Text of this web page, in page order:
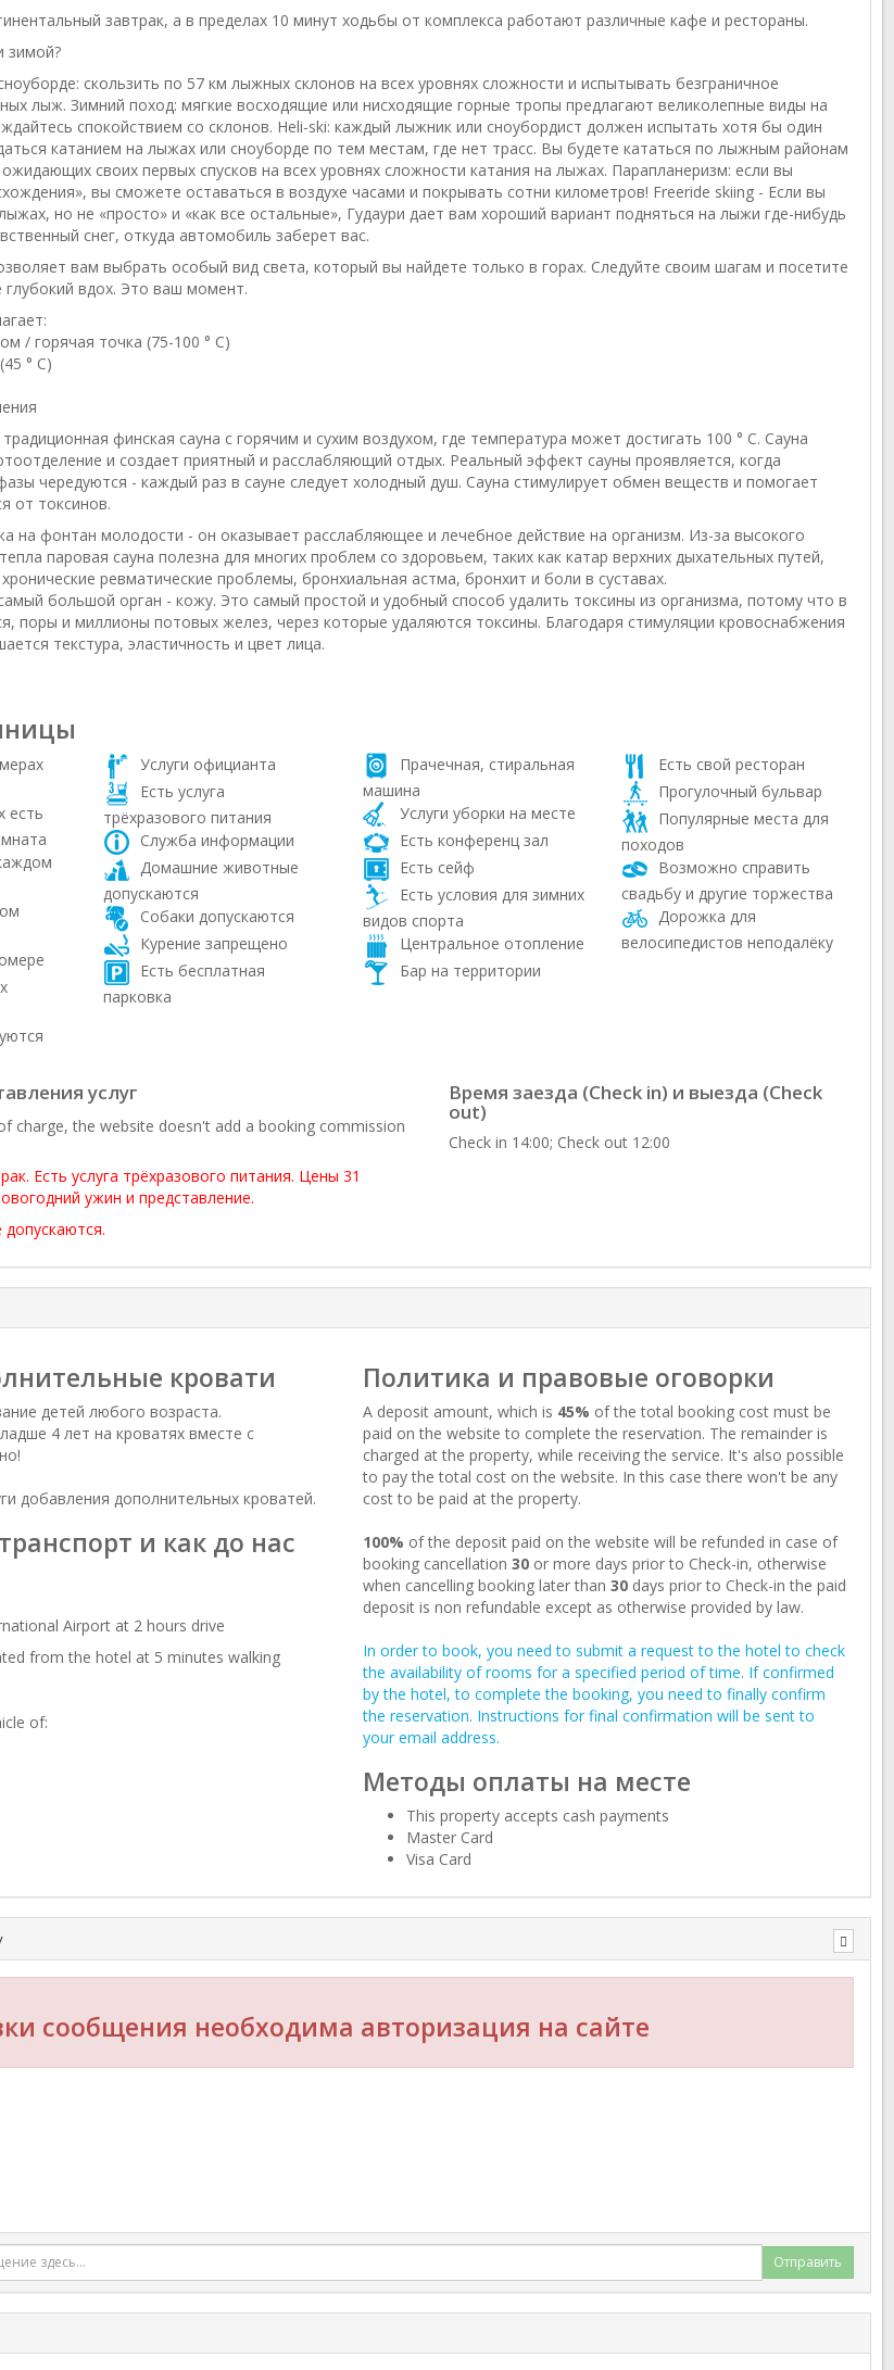
завтрак, а в пределах 10 минут ходьбы от комплекса работают различные кафе и рестораны.
зимой?
скользить по 57 км лыжных склонов на всех уровнях сложности и испытывать безграничное
лыж. Зимний поход: мягкие восходящие или нисходящие горные тропы предлагают великолепные виды на
спокойствием со склонов. Heli-ski: каждый лыжник или сноубордист должен испытать хотя бы один
катанием на лыжах или сноуборде по тем местам, где нет трасс. Вы будете кататься по лыжным районам
своих первых спусков на всех уровнях сложности катания на лыжах. Парапланеризм: если вы
вы сможете оставаться в воздухе часами и покрывать сотни километров! Freeride skiing - Если вы
но не «просто» и «как все остальные», Гудаури дает вам хороший вариант подняться на лыжи где-нибудь
снег, откуда автомобиль заберет вас.
вам выбрать особый вид света, который вы найдете только в горах. Следуйте своим шагам и посетите
глубокий вдох. Это ваш момент.
/ горячая точка (75-100 ° C)
° C)
финская сауна с горячим и сухим воздухом, где температура может достигать 100 ° C. Сауна
и создает приятный и расслабляющий отдых. Реальный эффект сауны проявляется, когда
чередуются - каждый раз в сауне следует холодный душ. Сауна стимулирует обмен веществ и помогает
от токсинов.
на фонтан молодости - он оказывает расслабляющее и лечебное действие на организм. Из-за высокого
паровая сауна полезна для многих проблем со здоровьем, таких как катар верхних дыхательных путей,
ревматические проблемы, бронхиальная астма, бронхит и боли в суставах.
большой орган - кожу. Это самый простой и удобный способ удалить токсины из организма, потому что в
поры и миллионы потовых желез, через которые удаляются токсины. Благодаря стимуляции кровоснабжения
текстура, эластичность и цвет лица.
есть
Услуги официанта
Есть услуга
трёхразового питания
Служба информации
Домашние животные
допускаются
Собаки допускаются
Курение запрещено
Есть бесплатная
парковка
Прачечная, стиральная
машина
Услуги уборки на месте
Есть конференц зал
Есть сейф
Есть условия для зимних
видов спорта
Центральное отопление
Бар на территории
Есть свой ресторан
Прогулочный бульвар
Популярные места для
походов
Возможно справить
свадьбу и другие торжества
Дорожка для
велосипедистов неподалёку
услуг
charge, the website doesn't add a booking commission
Есть услуга трёхразового питания. Цены 31
ужин и представление.
Время заезда (Check in) и выезда (Check
out)
Check in 14:00; Check out 12:00
кровати
детей любого возраста.
4 лет на кроватях вместе с
добавления дополнительных кроватей.
и как до нас
Airport at 2 hours drive
from the hotel at 5 minutes walking
of:
Политика и правовые оговорки
A deposit amount, which is 45% of the total booking cost must be
paid on the website to complete the reservation. The remainder is
charged at the property, while receiving the service. It's also possible
to pay the total cost on the website. In this case there won't be any
cost to be paid at the property.
100% of the deposit paid on the website will be refunded in case of
booking cancellation 30or more days prior to Check-in, otherwise
when cancelling booking later than 30days prior to Check-in the paid
deposit is non refundable except as otherwise provided by law.
In order to book, you need to submit a request to the hotel to check
the availability of rooms for a specified period of time. If confirmed
by the hotel, to complete the booking, you need to finally confirm
the reservation. Instructions for final confirmation will be sent to
your email address.
Методы оплаты на месте
This property accepts cash payments
Master Card
Visa Card
сообщения необходима авторизация на сайте
Отправить